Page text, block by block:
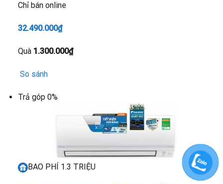
Chỉ bán online
32.490.000₫
Quà 1.300.000₫
So sánh
Trả góp 0%
BAO PHÍ 1.3 TRIỆU